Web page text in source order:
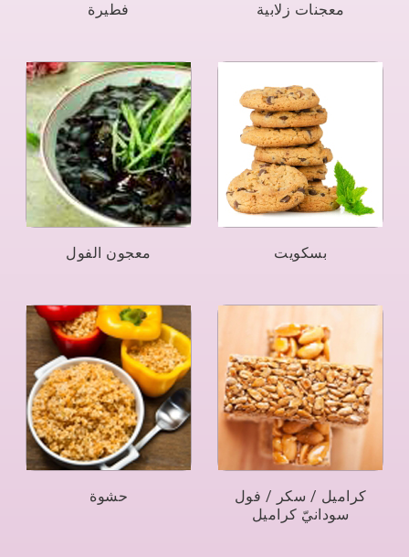
معجنات زلابية فطيرة
بسكويت معجون الفول
كراميل / سكر / فول
سودانيّ كراميل
حشوة